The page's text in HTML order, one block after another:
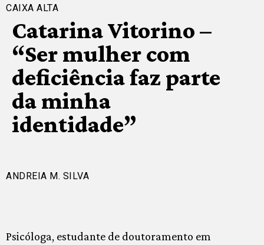
CAIXA ALTA
Catarina Vitorino –
“Ser mulher com
deficiência faz parte
da minha
identidade”
ANDREIA M. SILVA
Psicóloga, estudante de doutoramento em